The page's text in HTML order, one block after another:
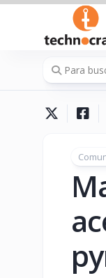
Saltar
contenido